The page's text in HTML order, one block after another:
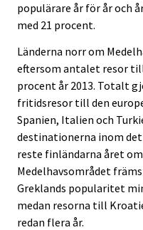
populärare år för år och
med 21 procent.
Länderna norr om
eftersom antalet resor till
procent år 2013. Totalt
fritidsresor till den
Spanien, Italien och
destinationerna inom
reste finländarna året
Medelhavsområdet
Greklands popularitet
medan resorna till
redan flera år.